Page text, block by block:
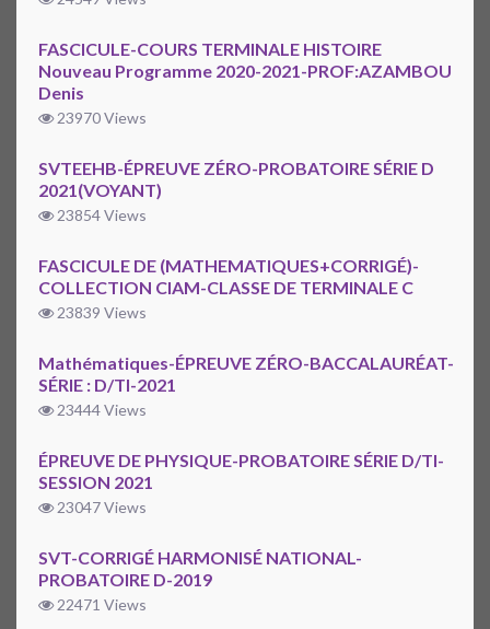
FASCICULE-COURS TERMINALE HISTOIRE
Nouveau Programme 2020-2021-PROF:AZAMBOU
Denis
23970 Views
SVTEEHB-ÉPREUVE ZÉRO-PROBATOIRE SÉRIE D
2021(VOYANT)
23854 Views
FASCICULE DE (MATHEMATIQUES+CORRIGÉ)-
COLLECTION CIAM-CLASSE DE TERMINALE C
23839 Views
Mathématiques-ÉPREUVE ZÉRO-BACCALAURÉAT-
SÉRIE : D/TI-2021
23444 Views
ÉPREUVE DE PHYSIQUE-PROBATOIRE SÉRIE D/TI-
SESSION 2021
23047 Views
SVT-CORRIGÉ HARMONISÉ NATIONAL-
PROBATOIRE D-2019
22471 Views